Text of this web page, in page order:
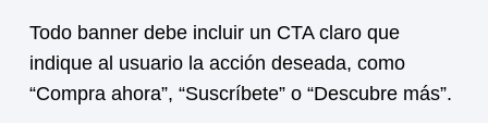
Todo banner debe incluir un CTA claro que
indique al usuario la acción deseada, como
“Compra ahora”, “Suscríbete” o “Descubre más”.